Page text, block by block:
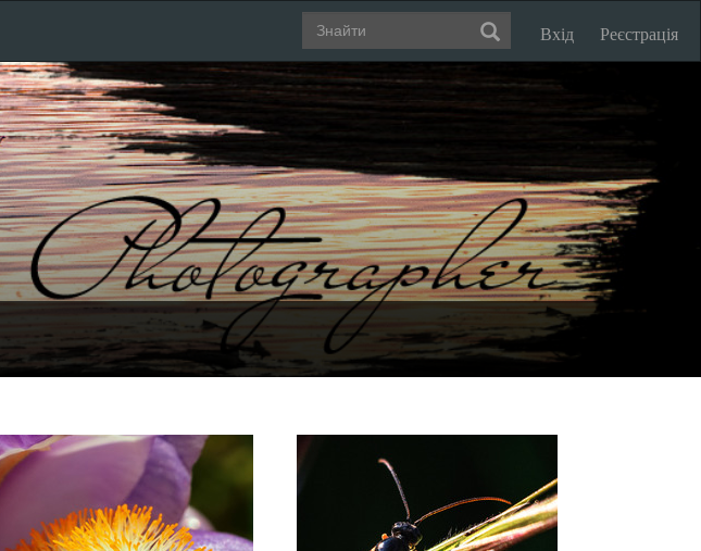
Вхід Реєстрація